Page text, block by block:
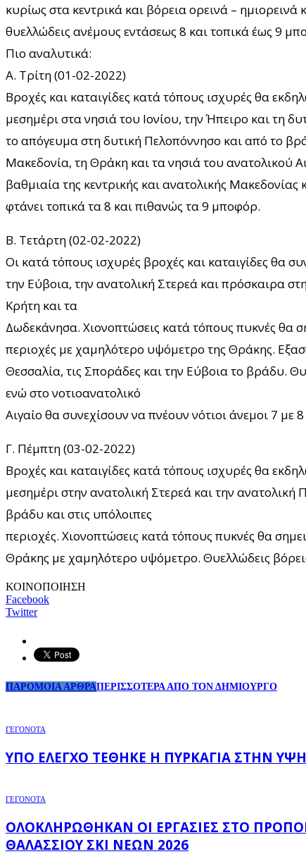
κυρίως στα κεντρικά και βόρεια ορεινά – ημιορεινά
θυελλώδεις ανέμους εντάσεως 8 και τοπικά έως 9
Πιο αναλυτικά:
Α. Τρίτη (01-02-2022)
Βροχές και καταιγίδες κατά τόπους ισχυρές θα
μεσημέρι στα νησιά του Ιονίου, την Ήπειρο και τη
το απόγευμα στη δυτική Πελοπόννησο και από το
Μακεδονία, τη Θράκη και τα νησιά του ανατολικού
βαθμιαία της κεντρικής και ανατολικής
φτάνει τοπικά τα 8 και πιθανώς τα 9 μποφόρ.
Β. Τετάρτη (02-02-2022)
Οι κατά τόπους ισχυρές βροχές και καταιγίδες θα
την Εύβοια, την ανατολική Στερεά και πρόσκαιρα
Κρήτη και τα
Δωδεκάνησα. Χιονοπτώσεις κατά τόπους πυκνές θα
περιοχές με χαμηλότερο υψόμετρο της Θράκης.
Θεσσαλία, τις Σποράδες και την Εύβοια το βράδυ.
ενώ στο νοτιοανατολικό
Αιγαίο θα συνεχίσουν να πνέουν νότιοι άνεμοι 7 με
Γ. Πέμπτη (03-02-2022)
Βροχές και καταιγίδες κατά τόπους ισχυρές θα
μεσημέρι στην ανατολική Στερεά και την
βράδυ και στις υπόλοιπες
περιοχές. Χιονοπτώσεις κατά τόπους πυκνές θα
Θράκης με χαμηλότερο υψόμετρο. Θυελλώδεις
ΚΟΙΝΟΠΟΙΗΣΗ
Facebook
Twitter
ΠΑΡΟΜΟΙΑ ΑΡΘΡΑΠΕΡΙΣΣΟΤΕΡΑ ΑΠΟ ΤΟΝ ΔΗΜΙΟΥΡΓΟ
ΓΕΓΟΝΟΤΑ
ΥΠΌ ΈΛΕΓΧΟ ΤΈΘΗΚΕ Η ΠΥΡΚΑΓΙΆ ΣΤΗΝ
ΓΕΓΟΝΟΤΑ
ΟΛΟΚΛΗΡΏΘΗΚΑΝ ΟΙ ΕΡΓΑΣΊΕΣ ΣΤΟ
ΘΑΛΆΣΣΙΟΥ ΣΚΙ ΝΈΩΝ 2026